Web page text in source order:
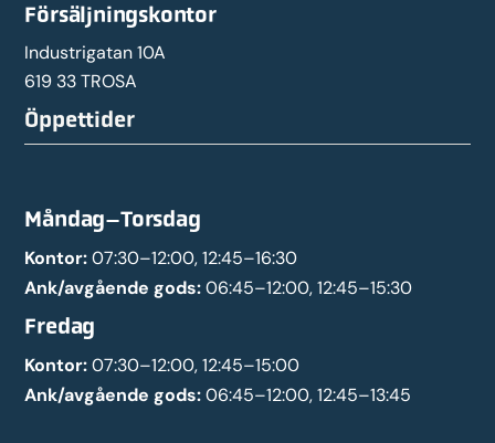
Försäljningskontor
Industrigatan 10A
619 33 TROSA
Öppettider
Måndag–Torsdag
Kontor: 07:30–12:00, 12:45–16:30
Ank/avgående gods: 06:45–12:00, 12:45–15:30
Fredag
Kontor: 07:30–12:00, 12:45–15:00
Ank/avgående gods: 06:45–12:00, 12:45–13:45